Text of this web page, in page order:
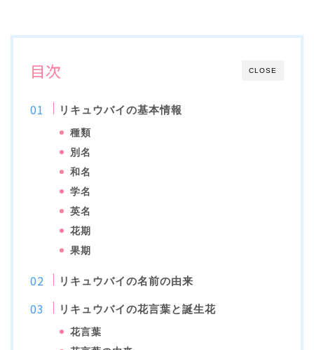
CLOSE
目次
リキュウバイの基本情報
種類
別名
和名
学名
英名
花期
果期
リキュウバイの名前の由来
リキュウバイの花言葉と誕生花
花言葉